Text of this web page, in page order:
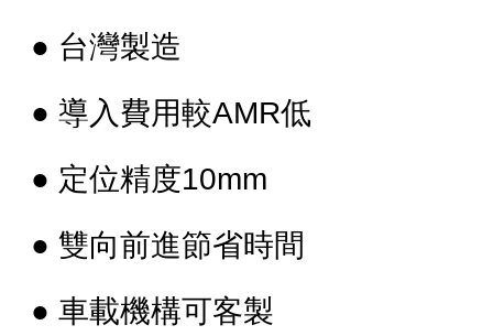
● 台灣製造
● 導入費用較AMR低
● 定位精度10mm
● 雙向前進節省時間
● 車載機構可客製